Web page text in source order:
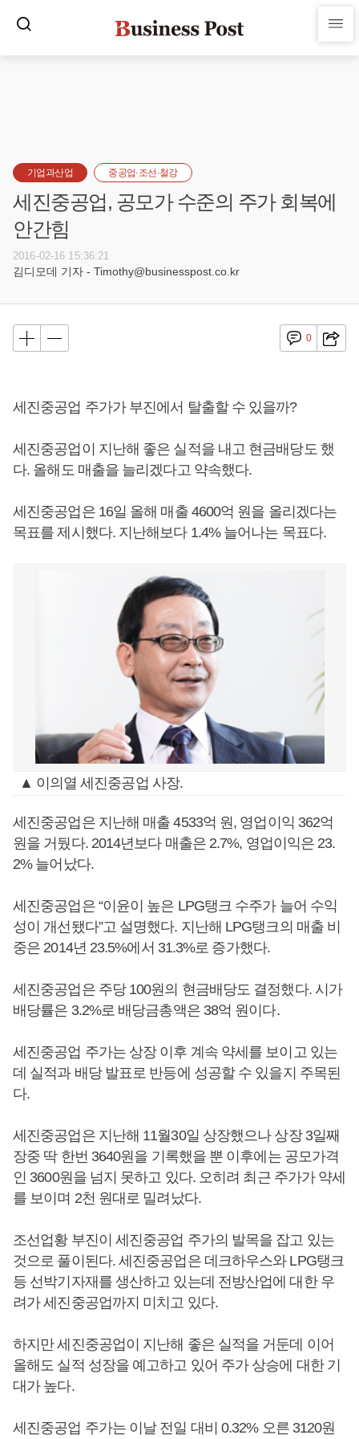
기업과산업 중공업·조선·철강
세진중공업, 공모가 수준의 주가 회복에
안간힘
2016-02-16 15:36:21
김디모데 기자 - Timothy@businesspost.co.kr
0
세진중공업 주가가 부진에서 탈출할 수 있을까?
세진중공업이 지난해 좋은 실적을 내고 현금배당도 했
다. 올해도 매출을 늘리겠다고 약속했다.
세진중공업은 16일 올해 매출 4600억 원을 올리겠다는
목표를 제시했다. 지난해보다 1.4% 늘어나는 목표다.
▲ 이의열 세진중공업 사장.
세진중공업은 지난해 매출 4533억 원, 영업이익 362억
원을 거뒀다. 2014년보다 매출은 2.7%, 영업이익은 23.
2% 늘어났다.
세진중공업은 “이윤이 높은 LPG탱크 수주가 늘어 수익
성이 개선됐다”고 설명했다. 지난해 LPG탱크의 매출 비
중은 2014년 23.5%에서 31.3%로 증가했다.
세진중공업은 주당 100원의 현금배당도 결정했다. 시가
배당률은 3.2%로 배당금총액은 38억 원이다.
세진중공업 주가는 상장 이후 계속 약세를 보이고 있는
데 실적과 배당 발표로 반등에 성공할 수 있을지 주목된
다.
세진중공업은 지난해 11월30일 상장했으나 상장 3일째
장중 딱 한번 3640원을 기록했을 뿐 이후에는 공모가격
인 3600원을 넘지 못하고 있다. 오히려 최근 주가가 약세
를 보이며 2천 원대로 밀려났다.
조선업황 부진이 세진중공업 주가의 발목을 잡고 있는
것으로 풀이된다. 세진중공업은 데크하우스와 LPG탱크
등 선박기자재를 생산하고 있는데 전방산업에 대한 우
려가 세진중공업까지 미치고 있다.
하지만 세진중공업이 지난해 좋은 실적을 거둔데 이어
올해도 실적 성장을 예고하고 있어 주가 상승에 대한 기
대가 높다.
세진중공업 주가는 이날 전일 대비 0.32% 오른 3120원